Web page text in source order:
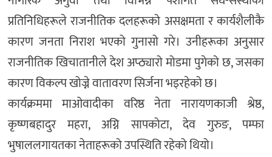
प्रतिनिधिहरूले राजनीतिक दलहरूको असक्षमता र कार्यशैलीकै
कारण जनता निराश भएको गुनासो गरे। उनीहरूका अनुसार
राजनीतिक खिचातानीले देश अप्ठ्यारो मोडमा पुगेको छ, जसका
कारण विकल्प खोज्ने वातावरण सिर्जना भइरहेको छ।
कार्यक्रममा माओवादीका वरिष्ठ नेता नारायणकाजी श्रेष्ठ,
कृष्णबहादुर महरा, अग्नि सापकोटा, देव गुरुङ, पम्फा
भुषाललगायतका नेताहरूको उपस्थिति रहेको थियो।